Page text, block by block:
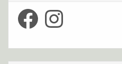
Facebook Instagram